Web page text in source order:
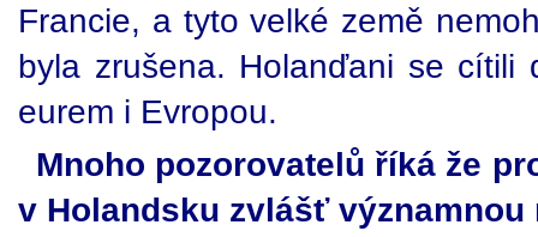
Francie, a tyto velké země
byla zrušena. Holanďani se cítili
eurem i Evropou.
Mnoho pozorovatelů říká že
v Holandsku zvlášť